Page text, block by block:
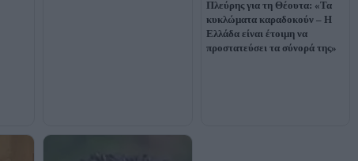
Πλεύρης για τη Θέουτα: «Τα
κυκλώματα καραδοκούν – Η
Ελλάδα είναι έτοιμη να
προστατεύσει τα σύνορά της»